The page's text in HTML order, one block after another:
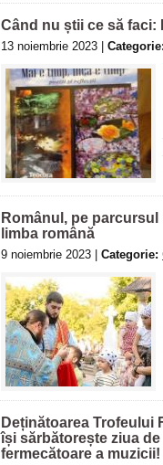
Când nu știi ce să faci:
13 noiembrie 2023 |
Românul, pe
limba română
9 noiembrie 2023 | Categorie:
Deținătoarea Trofeului
își sărbătorește ziua
fermecătoare a muzicii!